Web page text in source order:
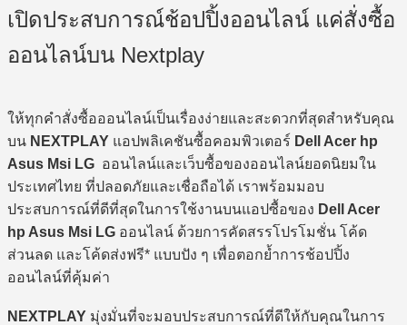
เปิดประสบการณ์ช้อปปิ้งออนไลน์ แค่สั่งซื้อ
ออนไลน์บน Nextplay
ให้ทุกคำสั่งซื้อออนไลน์เป็นเรื่องง่ายและสะดวกที่สุดสำหรับคุณ
บน NEXTPLAY แอปพลิเคชันซื้อคอมพิวเตอร์ Dell Acer hp
Asus Msi LG ออนไลน์และเว็บซื้อของออนไลน์ยอดนิยมใน
ประเทศไทย ที่ปลอดภัยและเชื่อถือได้ เราพร้อมมอบ
ประสบการณ์ที่ดีที่สุดในการใช้งานบนแอปซื้อของ Dell Acer
hp Asus Msi LG ออนไลน์ ด้วยการคัดสรรโปรโมชั่น โค้ด
ส่วนลด และโค้ดส่งฟรี* แบบปัง ๆ เพื่อตอกย้ำการช้อปปิ้ง
ออนไลน์ที่คุ้มค่า
NEXTPLAY มุ่งมั่นที่จะมอบประสบการณ์ที่ดีให้กับคุณในการ